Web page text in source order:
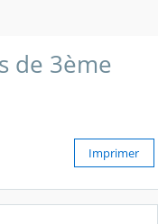
de 3ème
Imprimer